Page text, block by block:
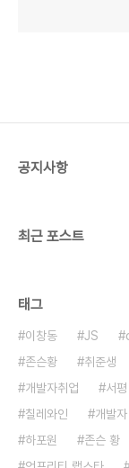
공지사항
최근 포스트
태그
이창동 JS
존슨황
취준생
개발자취업
서평
칠레와인
개발자
하포원
존슨 황